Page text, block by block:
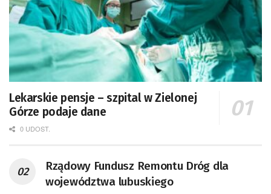
Lekarskie pensje – szpital w Zielonej
Górze podaje dane
0 UDOST.
Rządowy Fundusz Remontu Dróg dla
województwa lubuskiego